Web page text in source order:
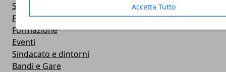
Accetta Tutto
Scuola
Forze Armate, Polizia e Vigili del Fuoco
Formazione
Eventi
Sindacato e dintorni
Bandi e Gare